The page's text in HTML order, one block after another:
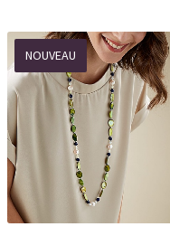
NOUVEAU